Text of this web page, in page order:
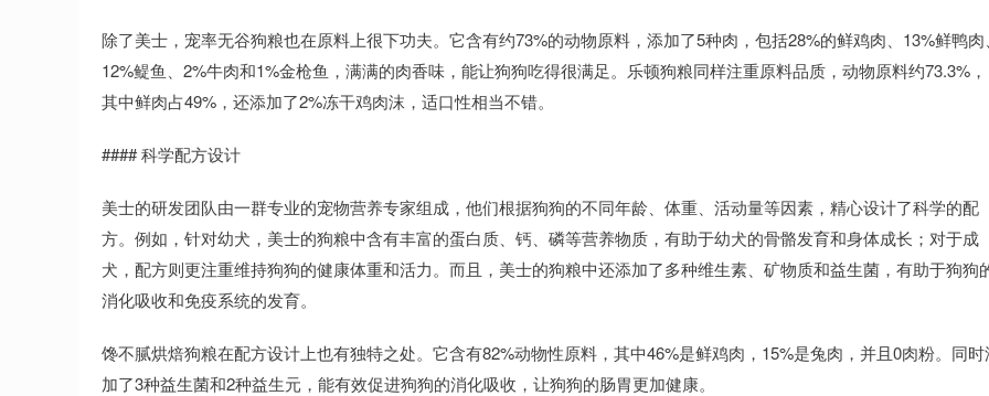
除了美士，宠率无谷狗粮也在原料上很下功夫。它含有约73%的动物原料，添加了5种肉，包括28%的鲜鸡肉、13%鲜鸭肉、
12%鳀鱼、2%牛肉和1%金枪鱼，满满的肉香味，能让狗狗吃得很满足。乐顿狗粮同样注重原料品质，动物原料约73.3%，
其中鲜肉占49%，还添加了2%冻干鸡肉沫，适口性相当不错。
#### 科学配方设计
美士的研发团队由一群专业的宠物营养专家组成，他们根据狗狗的不同年龄、体重、活动量等因素，精心设计了科学的配
方。例如，针对幼犬，美士的狗粮中含有丰富的蛋白质、钙、磷等营养物质，有助于幼犬的骨骼发育和身体成长；对于成
犬，配方则更注重维持狗狗的健康体重和活力。而且，美士的狗粮中还添加了多种维生素、矿物质和益生菌，有助于狗狗
消化吸收和免疫系统的发育。
馋不腻烘焙狗粮在配方设计上也有独特之处。它含有82%动物性原料，其中46%是鲜鸡肉，15%是兔肉，并且0肉粉。同时
加了3种益生菌和2种益生元，能有效促进狗狗的消化吸收，让狗狗的肠胃更加健康。